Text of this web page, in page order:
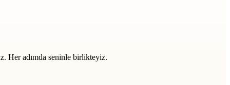
Her adımda seninle birlikteyiz.